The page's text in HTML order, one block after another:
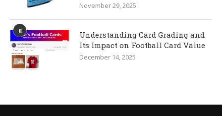
November 29, 2025
8
Understanding Card Grading and
Its Impact on Football Card Value
December 14, 2025